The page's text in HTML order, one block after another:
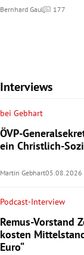
Bernhard Gaul 177
Kommentare
Interviews
bei Gebhart
ÖVP-
ein Christlich-
Martin Gebhart05.08.2026
Podcast-Interview
Remus-Vorstand
kosten
Euro“